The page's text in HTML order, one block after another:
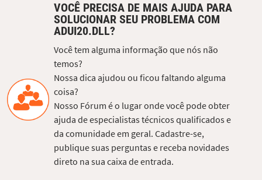
VOCÊ PRECISA DE MAIS AJUDA PARA
SOLUCIONAR SEU PROBLEMA COM
ADUI20.DLL?
Você tem alguma informação que nós não
temos?
Nossa dica ajudou ou ficou faltando alguma
coisa?
Nosso Fórum é o lugar onde você pode obter
ajuda de especialistas técnicos qualificados e
da comunidade em geral. Cadastre-se,
publique suas perguntas e receba novidades
direto na sua caixa de entrada.